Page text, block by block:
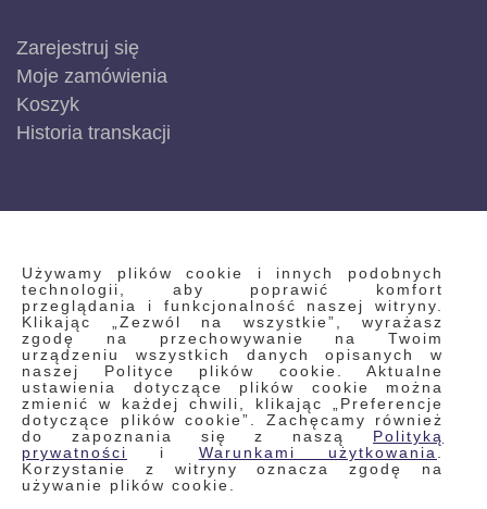
Używamy plików cookie i innych podobnych
technologii, aby poprawić komfort
przeglądania i funkcjonalność naszej witryny.
Klikając „Zezwól na wszystkie”, wyrażasz
zgodę na przechowywanie na Twoim
urządzeniu wszystkich danych opisanych w
naszej Polityce plików cookie. Aktualne
ustawienia dotyczące plików cookie można
zmienić w każdej chwili, klikając „Preferencje
dotyczące plików cookie”. Zachęcamy również
do zapoznania się z naszą Polityką
prywatności
i Warunkami użytkowania
Korzystanie z witryny oznacza zgodę na
używanie plików cookie.
Zarejestruj się
Moje zamówienia
Koszyk
Historia transkacji
INFORMACJE
Regulamin
Polityka prywatności i pliki cookie
Wyszukiwane frazy
Wyszukiwanie zaawansowane
Zamówienia
Skontaktuj się z nami